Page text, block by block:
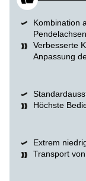
Kombination
Pendelachsen
Verbesserte
Anpassung
Höchste
Extrem
Transport